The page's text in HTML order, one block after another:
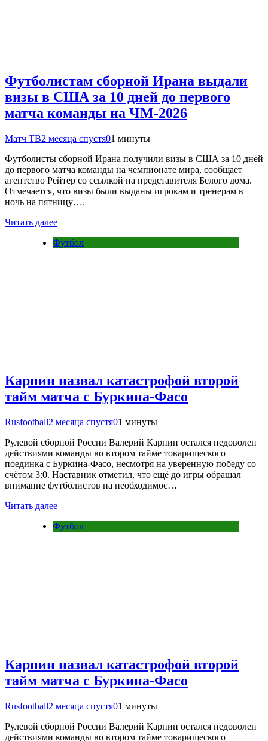
Футболистам сборной Ирана выдали
визы в США за 10 дней до первого
матча команды на ЧМ‑2026
Матч ТВ2 месяца спустя01 минуты
Футболисты сборной Ирана получили визы в США за 10 дней
до первого матча команды на чемпионате мира, сообщает
агентство Рейтер со ссылкой на представителя Белого дома.
Отмечается, что визы были выданы игрокам и тренерам в
ночь на пятницу….
Читать далее
Футбол
Карпин назвал катастрофой второй
тайм матча с Буркина-Фасо
Rusfootball2 месяца спустя01 минуты
Рулевой сборной России Валерий Карпин остался недоволен
действиями команды во втором тайме товарищеского
поединка с Буркина-Фасо, несмотря на уверенную победу со
счётом 3:0. Наставник отметил, что ещё до игры обращал
внимание футболистов на необходимос…
Читать далее
Футбол
Карпин назвал катастрофой второй
тайм матча с Буркина-Фасо
Rusfootball2 месяца спустя01 минуты
Рулевой сборной России Валерий Карпин остался недоволен
действиями команды во втором тайме товарищеского